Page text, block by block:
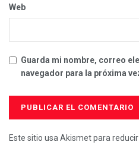
Web
Guarda mi nombre, correo
navegador para la próxima
Este sitio usa Akismet para reducir